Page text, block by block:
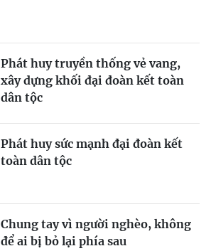
Phát huy truyền thống vẻ vang,
xây dựng khối đại đoàn kết toàn
dân tộc
Phát huy sức mạnh đại đoàn kết
toàn dân tộc
Chung tay vì người nghèo, không
để ai bị bỏ lại phía sau